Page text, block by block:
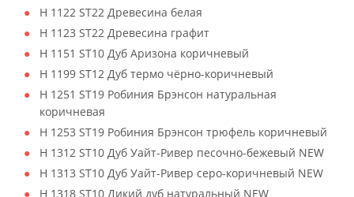
H 1122 ST22 Древесина белая
H 1123 ST22 Древесина графит
H 1151 ST10 Дуб Аризона коричневый
H 1199 ST12 Дуб термо чёрно-коричневый
H 1251 ST19 Робиния Брэнсон натуральная
коричневая
H 1253 ST19 Робиния Брэнсон трюфель коричневый
H 1312 ST10 Дуб Уайт-Ривер песочно-бежевый NEW
H 1313 ST10 Дуб Уайт-Ривер серо-коричневый NEW
H 1318 ST10 Дикий дуб натуральный NEW